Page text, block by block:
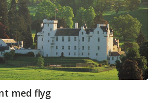
med flyg